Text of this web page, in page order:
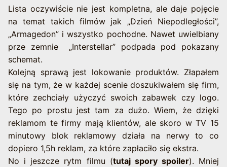
Lista oczywiście nie jest kompletna, ale daje pojęcie
na temat takich filmów jak „Dzień Niepodległości”,
„Armagedon” i wszystko pochodne. Nawet uwielbiany
prze zemnie „Interstellar” podpada pod pokazany
schemat.
Kolejną sprawą jest lokowanie produktów. Złapałem
się na tym, że w każdej scenie doszukiwałem się firm,
które zechciały użyczyć swoich zabawek czy logo.
Tego po prostu jest tam za dużo. Wiem, że dzięki
reklamom te firmy mają klientów, ale skoro w TV 15
minutowy blok reklamowy działa na nerwy to co
dopiero 1,5h reklam, za które zapłaciło się ekstra.
No i jeszcze rytm filmu (tutaj spory spoiler). Mniej